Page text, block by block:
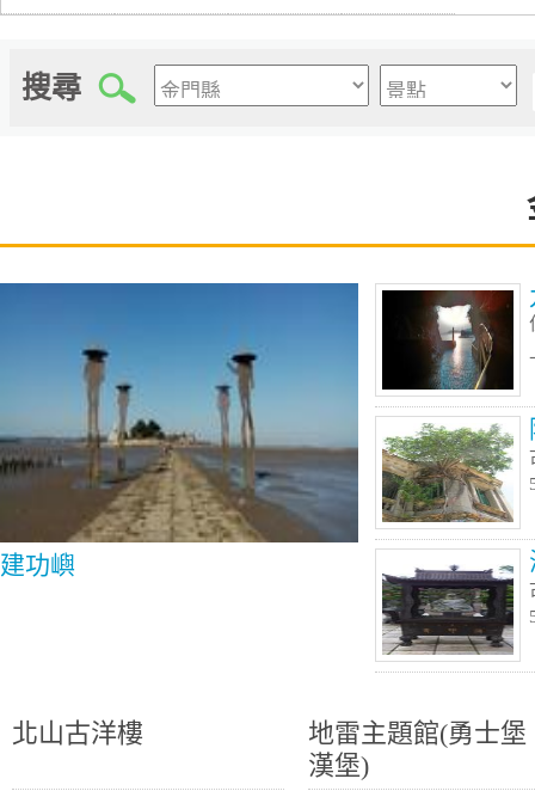
搜尋
建功嶼
北山古洋樓
地雷主題館(勇士堡
漢堡)